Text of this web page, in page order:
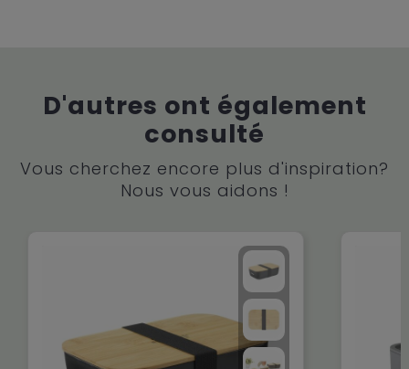
D'autres ont également
consulté
Vous cherchez encore plus d'inspiration?
Nous vous aidons !